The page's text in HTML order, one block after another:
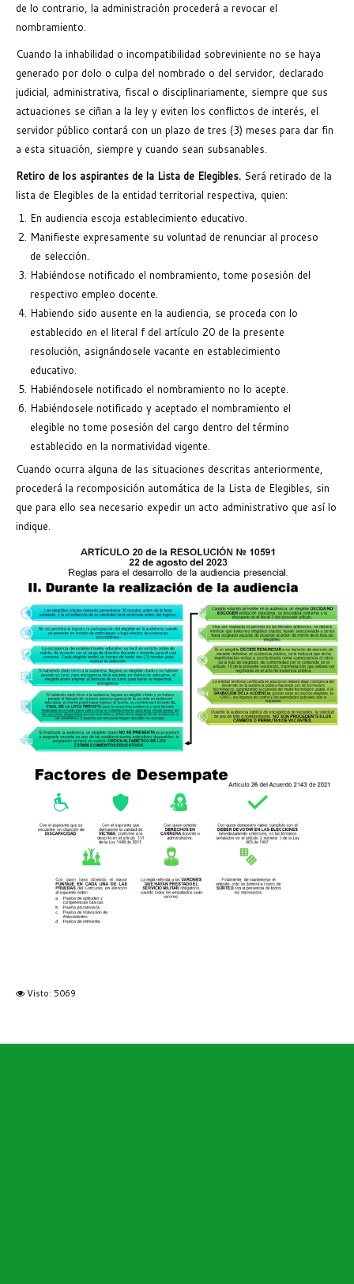
de lo contrario, la administración procederá a revocar el
nombramiento.
Cuando la inhabilidad o incompatibilidad sobreviniente no se haya
generado por dolo o culpa del nombrado o del servidor, declarado
judicial, administrativa, fiscal o disciplinariamente, siempre que sus
actuaciones se ciñan a la ley y eviten los conflictos de interés, el
servidor público contará con un plazo de tres (3) meses para dar fin
a esta situación, siempre y cuando sean subsanables.
Retiro de los aspirantes de la Lista de Elegibles. Será retirado de la
lista de Elegibles de la entidad territorial respectiva, quien:
En audiencia escoja establecimiento educativo.
Manifieste expresamente su voluntad de renunciar al proceso
de selección.
Habiéndose notificado el nombramiento, tome posesión del
respectivo empleo docente.
Habiendo sido ausente en la audiencia, se proceda con lo
establecido en el literal f del artículo 20 de la presente
resolución, asignándosele vacante en establecimiento
educativo.
Habiéndosele notificado el nombramiento no lo acepte.
Habiéndosele notificado y aceptado el nombramiento el
elegible no tome posesión del cargo dentro del término
establecido en la normatividad vigente.
Cuando ocurra alguna de las situaciones descritas anteriormente,
procederá la recomposición automática de la Lista de Elegibles, sin
que para ello sea necesario expedir un acto administrativo que así lo
indique.
Visto: 5069